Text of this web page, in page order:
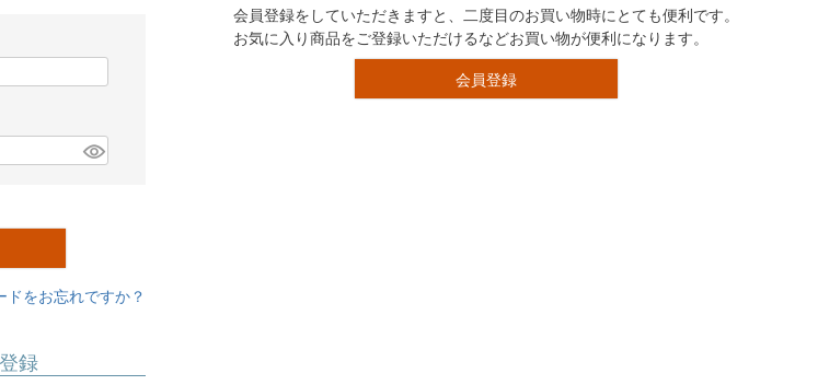
Web または お電話
ヘアメイク・着付け
ドをお忘れですか？
録
会員登録をしていただきますと、二度目のお買い物時にとても便利です。
お気に入り商品をご登録いただけるなどお買い物が便利になります。
会員登録